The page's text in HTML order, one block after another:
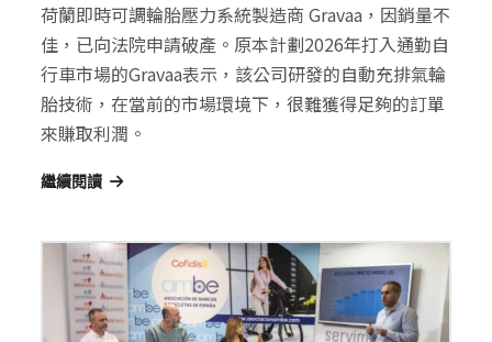
荷蘭即時可調輪胎壓力系統製造商 Gravaa，因銷量不
佳，已向法院申請破產。原本計劃2026年打入通勤自
行車市場的Gravaa表示，該公司研發的自動充排氣輪
胎技術，在當前的市場環境下，很難獲得足夠的訂單
來賺取利潤。
繼續閱讀